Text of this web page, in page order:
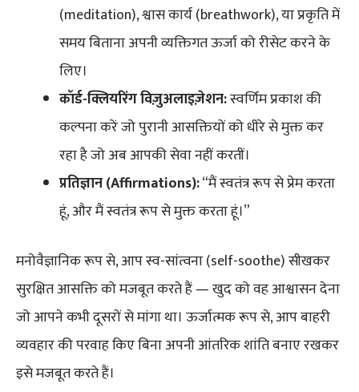
(meditation), श्वास कार्य (breathwork), या प्रकृति में
समय बिताना अपनी व्यक्तिगत ऊर्जा को रीसेट करने के
लिए।
कॉर्ड-क्लियरिंग विज़ुअलाइज़ेशन:स्वर्णिम प्रकाश की
कल्पना करें जो पुरानी आसक्तियों को धीरे से मुक्त कर
रहा है जो अब आपकी सेवा नहीं करतीं।
प्रतिज्ञान (Affirmations):“मैं स्वतंत्र रूप से प्रेम करता
हूं, और मैं स्वतंत्र रूप से मुक्त करता हूं।”
मनोवैज्ञानिक रूप से, आप स्व-सांत्वना (self-soothe) सीखकर
सुरक्षित आसक्ति को मजबूत करते हैं — खुद को वह आश्वासन देना
जो आपने कभी दूसरों से मांगा था। ऊर्जात्मक रूप से, आप बाहरी
व्यवहार की परवाह किए बिना अपनी आंतरिक शांति बनाए रखकर
इसे मजबूत करते हैं।